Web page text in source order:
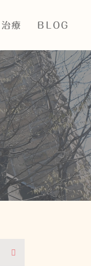
療
点眼内レンズ
ンタクトレンズ
ザー
ーン
BLOG